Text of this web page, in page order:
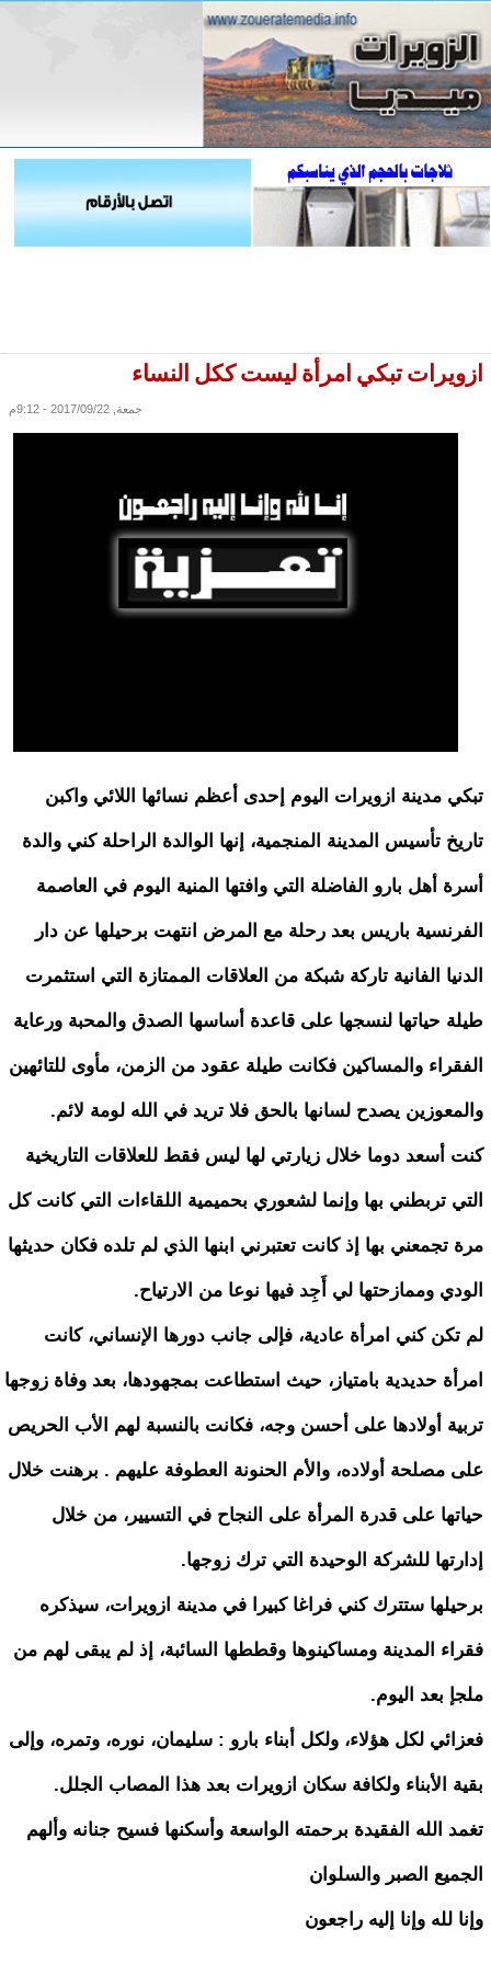
ازويرات تبكي امرأة ليست ككل النساء
جمعة, 2017/09/22 - 9:12م
تبكي مدينة ازويرات اليوم إحدى أعظم نسائها اللائي واكبن
تاريخ تأسيس المدينة المنجمية، إنها الوالدة الراحلة كني والدة
أسرة أهل بارو الفاضلة التي وافتها المنية اليوم في العاصمة
الفرنسية باريس بعد رحلة مع المرض انتهت برحيلها عن دار
الدنيا الفانية تاركة شبكة من العلاقات الممتازة التي استثمرت
طيلة حياتها لنسجها على قاعدة أساسها الصدق والمحبة ورعاية
الفقراء والمساكين فكانت طيلة عقود من الزمن، مأوى للتائهين
والمعوزين يصدح لسانها بالحق فلا تريد في الله لومة لائم.
كنت أسعد دوما خلال زيارتي لها ليس فقط للعلاقات التاريخية
التي تربطني بها وإنما لشعوري بحميمية اللقاءات التي كانت كل
مرة تجمعني بها إذ كانت تعتبرني ابنها الذي لم تلده فكان حديثها
الودي وممازحتها لي أَجِد فيها نوعا من الارتياح.
لم تكن كني امرأة عادية، فإلى جانب دورها الإنساني، كانت
امرأة حديدية بامتياز، حيث استطاعت بمجهودها، بعد وفاة زوجها
تربية أولادها على أحسن وجه، فكانت بالنسبة لهم الأب الحريص
على مصلحة أولاده، والأم الحنونة العطوفة عليهم . برهنت خلال
حياتها على قدرة المرأة على النجاح في التسيير، من خلال
إدارتها للشركة الوحيدة التي ترك زوجها.
برحيلها ستترك كني فراغا كبيرا في مدينة ازويرات، سيذكره
فقراء المدينة ومساكينوها وقططها السائبة، إذ لم يبقى لهم من
ملجإ بعد اليوم.
فعزائي لكل هؤلاء، ولكل أبناء بارو : سليمان، نوره، وتمره، وإلى
بقية الأبناء ولكافة سكان ازويرات بعد هذا المصاب الجلل.
تغمد الله الفقيدة برحمته الواسعة وأسكنها فسيح جنانه وألهم
الجميع الصبر والسلوان
وإنا لله وإنا إليه راجعون